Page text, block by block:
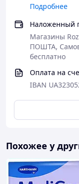
Подробнее
Наложенный
Магазины
ПОШТА,
бесплатно
Оплата на
IBAN
Похожее у